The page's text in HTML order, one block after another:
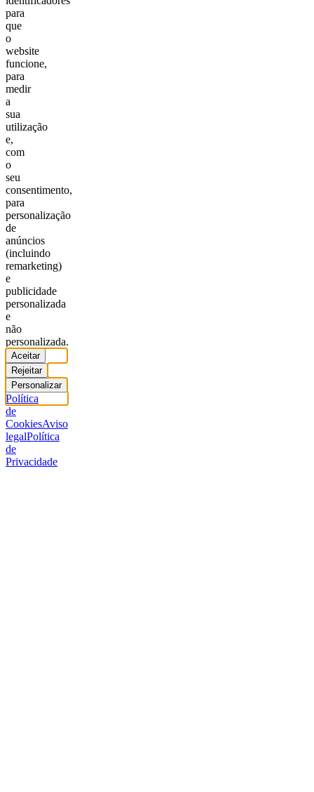
para
que
o
website
funcione,
para
medir
a
sua
utilização
e,
com
o
seu
consentimento,
para
personalização
de
anúncios
(incluindo
remarketing)
e
publicidade
personalizada
e
não
personalizada.
Aceitar
Rejeitar
Personalizar
Política
de
CookiesAviso
legalPolítica
de
Privacidade